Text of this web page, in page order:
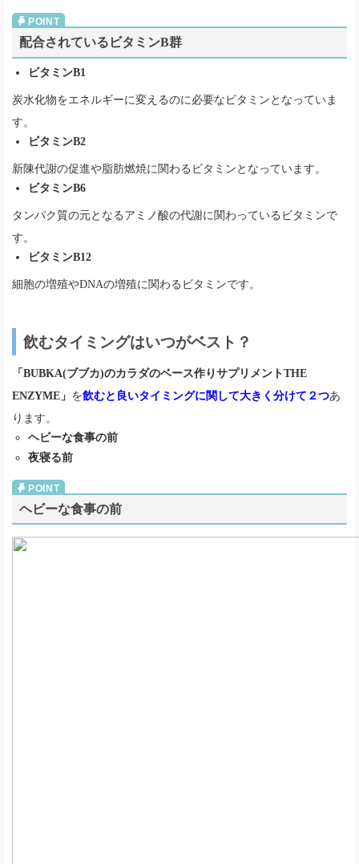
配合されているビタミンB群
ビタミンB1
炭水化物をエネルギーに変えるのに必要なビタミンとなっていま
す。
ビタミンB2
新陳代謝の促進や脂肪燃焼に関わるビタミンとなっています。
ビタミンB6
タンパク質の元となるアミノ酸の代謝に関わっているビタミンで
す。
ビタミンB12
細胞の増殖やDNAの増殖に関わるビタミンです。
飲むタイミングはいつがベスト？
「BUBKA(ブブカ)のカラダのベース作りサプリメントTHE
ENZYME」 を飲むと良いタイミングに関して大きく分けて２つあ
ります。
ヘビーな食事の前
夜寝る前
ヘビーな食事の前